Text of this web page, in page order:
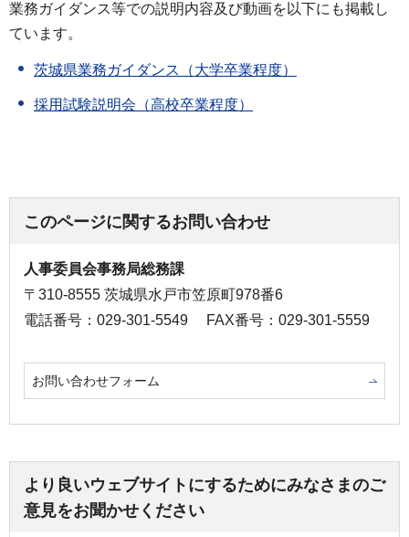
業務ガイダンス等での説明内容及び動画を以下にも掲載し
ています。
茨城県業務ガイダンス（大学卒業程度）
採用試験説明会（高校卒業程度）
このページに関するお問い合わせ
人事委員会事務局総務課
〒310-8555 茨城県水戸市笠原町978番6
電話番号：029-301-5549
FAX番号：029-301-5559
お問い合わせフォーム
より良いウェブサイトにするためにみなさまのご
意見をお聞かせください